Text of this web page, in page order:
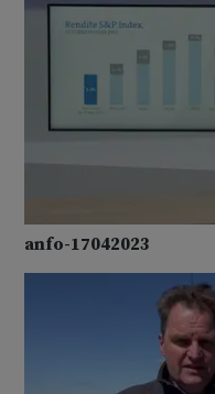
anfo-17042023